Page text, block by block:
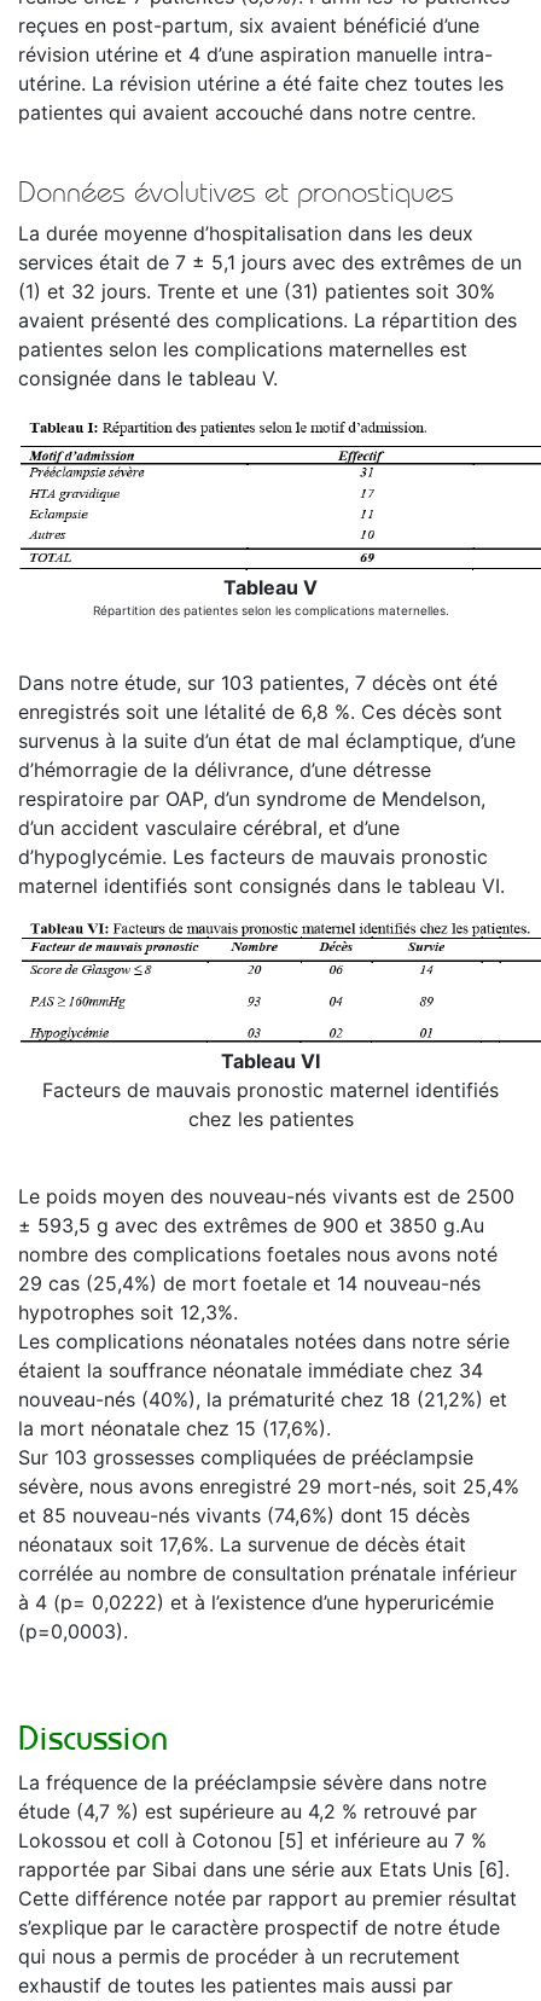
reçues en post-partum, six avaient bénéficié d’une
révision utérine et 4 d’une aspiration manuelle intra-
utérine. La révision utérine a été faite chez toutes les
patientes qui avaient accouché dans notre centre.
Données évolutives et pronostiques
La durée moyenne d’hospitalisation dans les deux
services était de 7 ± 5,1 jours avec des extrêmes de un
(1) et 32 jours. Trente et une (31) patientes soit 30%
avaient présenté des complications. La répartition des
patientes selon les complications maternelles est
consignée dans le tableau V.
Tableau V
Répartition des patientes selon les complications maternelles.
Dans notre étude, sur 103 patientes, 7 décès ont été
enregistrés soit une létalité de 6,8 %. Ces décès sont
survenus à la suite d’un état de mal éclamptique, d’une
d’hémorragie de la délivrance, d’une détresse
respiratoire par OAP, d’un syndrome de Mendelson,
d’un accident vasculaire cérébral, et d’une
d’hypoglycémie. Les facteurs de mauvais pronostic
maternel identifiés sont consignés dans le tableau VI.
Tableau VI
Facteurs de mauvais pronostic maternel identifiés
chez les patientes
Le poids moyen des nouveau-nés vivants est de 2500
± 593,5 g avec des extrêmes de 900 et 3850 g.Au
nombre des complications foetales nous avons noté
29 cas (25,4%) de mort foetale et 14 nouveau-nés
hypotrophes soit 12,3%.
Les complications néonatales notées dans notre série
étaient la souffrance néonatale immédiate chez 34
nouveau-nés (40%), la prématurité chez 18 (21,2%) et
la mort néonatale chez 15 (17,6%).
Sur 103 grossesses compliquées de prééclampsie
sévère, nous avons enregistré 29 mort-nés, soit 25,4%
et 85 nouveau-nés vivants (74,6%) dont 15 décès
néonataux soit 17,6%. La survenue de décès était
corrélée au nombre de consultation prénatale inférieur
à 4 (p= 0,0222) et à l’existence d’une hyperuricémie
(p=0,0003).
Discussion
La fréquence de la prééclampsie sévère dans notre
étude (4,7 %) est supérieure au 4,2 % retrouvé par
Lokossou et coll à Cotonou [5] et inférieure au 7 %
rapportée par Sibai dans une série aux Etats Unis [6].
Cette différence notée par rapport au premier résultat
s’explique par le caractère prospectif de notre étude
qui nous a permis de procéder à un recrutement
exhaustif de toutes les patientes mais aussi par